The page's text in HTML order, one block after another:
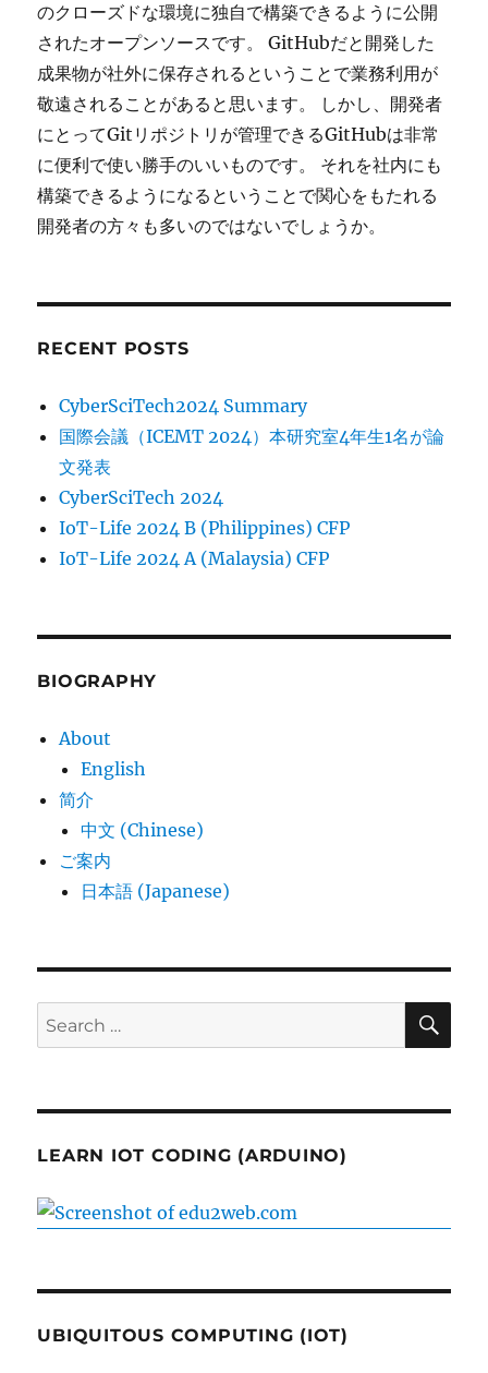
のクローズドな環境に独自で構築できるように公開
されたオープンソースです。 GitHubだと開発した
成果物が社外に保存されるということで業務利用が
敬遠されることがあると思います。 しかし、開発者
にとってGitリポジトリが管理できるGitHubは非常
に便利で使い勝手のいいものです。 それを社内にも
構築できるようになるということで関心をもたれる
開発者の方々も多いのではないでしょうか。
RECENT POSTS
CyberSciTech2024 Summary
国際会議（ICEMT 2024）本研究室4年生1名が論
文発表
CyberSciTech 2024
IoT-Life 2024 B (Philippines) CFP
IoT-Life 2024 A (Malaysia) CFP
BIOGRAPHY
About
English
简介
中文 (Chinese)
ご案内
日本語 (Japanese)
Search
for:
LEARN IOT CODING (ARDUINO)
UBIQUITOUS COMPUTING (IOT)